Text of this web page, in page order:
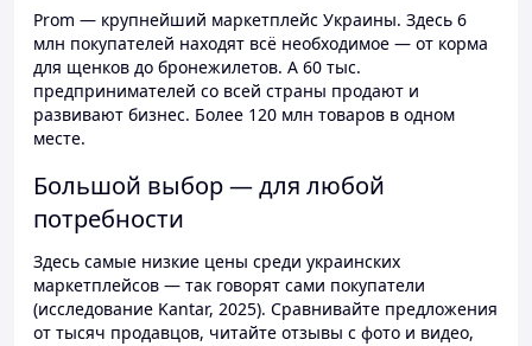
Prom — крупнейший маркетплейс Украины. Здесь 6
млн покупателей находят всё необходимое — от корма
для щенков до бронежилетов. А 60 тыс.
предпринимателей со всей страны продают и
развивают бизнес. Более 120 млн товаров в одном
месте.
Большой выбор — для любой
потребности
Здесь самые низкие цены среди украинских
маркетплейсов — так говорят сами покупатели
(исследование Kantar, 2025). Сравнивайте предложения
от тысяч продавцов, читайте отзывы с фото и видео,